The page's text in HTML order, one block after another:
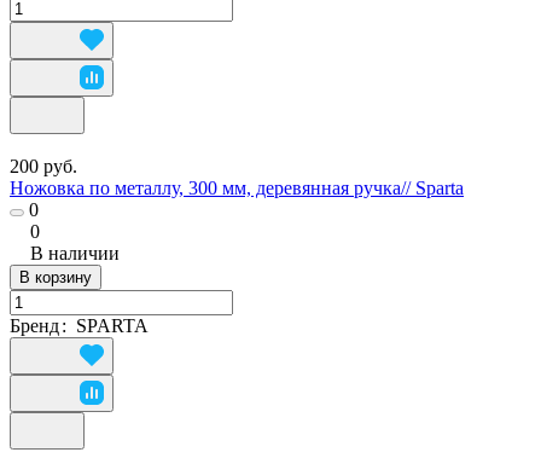
200 руб.
Ножовка по металлу, 300 мм, деревянная ручка// Sparta
0
0
В наличии
В корзину
Бренд: SPARTA